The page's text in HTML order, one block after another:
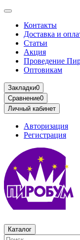
Контакты
Доставка и
Статьи
Акция
Проведение
Оптовикам
Закладки0
Сравнение0
Личный кабинет
Авторизация
Регистрация
Каталог